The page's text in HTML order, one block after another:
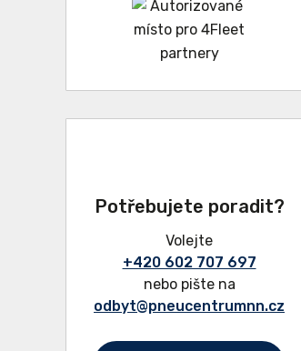
Potřebujete poradit?
Volejte
+420 602 707 697
nebo pište na
odbyt@pneucentrumnn.cz